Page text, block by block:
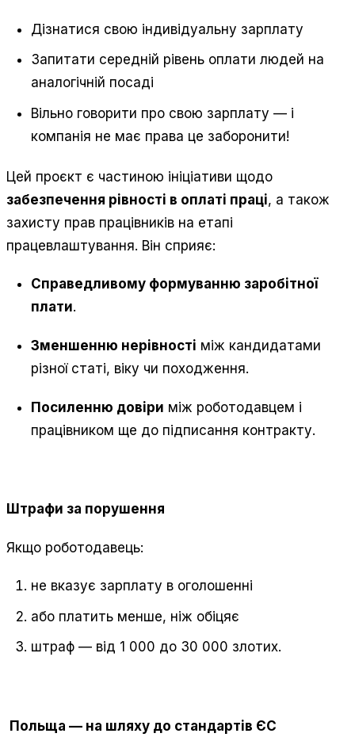
Дізнатися свою індивідуальну зарплату
Запитати середній рівень оплати людей на
аналогічній посаді
Вільно говорити про свою зарплату — і
компанія не має права це заборонити!
Цей проєкт є частиною ініціативи щодо
забезпечення рівності в оплаті праці, а також
захисту прав працівників на етапі
працевлаштування. Він сприяє:
Справедливому формуванню заробітної
плати.
Зменшенню нерівності між кандидатами
різної статі, віку чи походження.
Посиленню довіри між роботодавцем і
працівником ще до підписання контракту.
Штрафи за порушення
Якщо роботодавець:
не вказує зарплату в оголошенні
або платить менше, ніж обіцяє
штраф — від 1 000 до 30 000 злотих.
Польща — на шляху до стандартів ЄС